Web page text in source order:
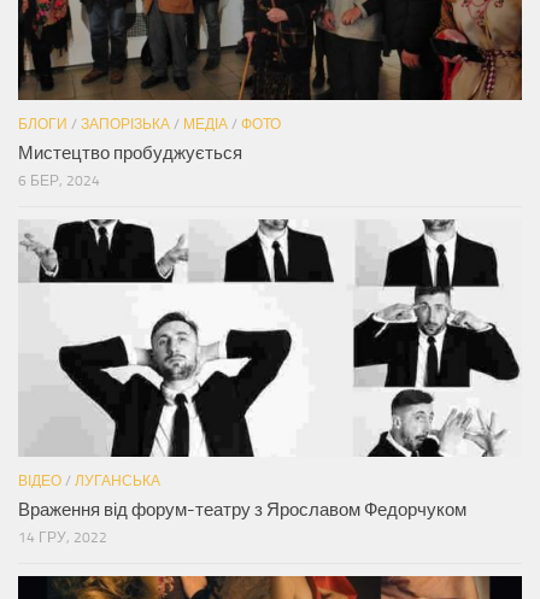
БЛОГИ / ЗАПОРІЗЬКА / МЕДІА / ФОТО
Мистецтво пробуджується
6 БЕР, 2024
ВІДЕО / ЛУГАНСЬКА
Враження від форум-театру з Ярославом Федорчуком
14 ГРУ, 2022